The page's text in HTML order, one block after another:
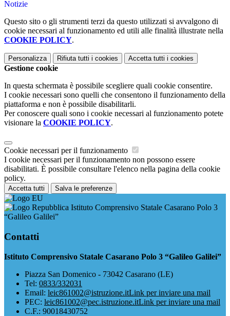
Notizie
Questo sito o gli strumenti terzi da questo utilizzati si avvalgono di
cookie necessari al funzionamento ed utili alle finalità illustrate nella
COOKIE POLICY.
Personalizza Rifiuta tutti i cookies Accetta tutti i cookies
Gestione cookie
In questa schermata è possibile scegliere quali cookie consentire.
I cookie necessari sono quelli che consentono il funzionamento della
piattaforma e non è possibile disabilitarli.
Per conoscere quali sono i cookie necessari al funzionamento potete
visionare la COOKIE POLICY.
Cookie necessari per il funzionamento
I cookie necessari per il funzionamento non possono essere
disabilitati. È possibile consultare l'elenco nella pagina della cookie
policy.
Accetta tutti Salva le preferenze
Istituto Comprensivo Statale Casarano Polo 3
“Galileo Galilei”
Contatti
Istituto Comprensivo Statale Casarano Polo 3 “Galileo Galilei”
Piazza San Domenico - 73042 Casarano (LE)
Tel: 0833/332031
Email: leic861002@istruzione.itLink per inviare una mail
PEC: leic861002@pec.istruzione.itLink per inviare una mail
C.F.: 90018430752